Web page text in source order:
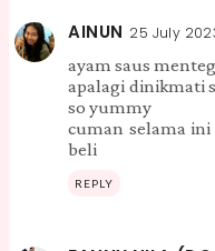
AINUN 25 July
ayam saus
apalagi dinikmati
so yummy
cuman selama
beli
REPLY